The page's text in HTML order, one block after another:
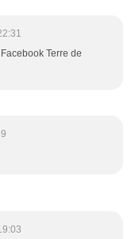
Terre de